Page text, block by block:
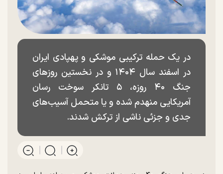
در یک حمله ترکیبی موشکی و پهپادی ایران
در اسفند سال ۱۴۰۴ و در نخستین روز‌های
جنگ ۴۰ روزه، ۵ تانکر سوخت رسان
آمریکایی منهدم شده و یا متحمل آسیب‌های
جدی و جزئی ناشی از ترکش شدند.